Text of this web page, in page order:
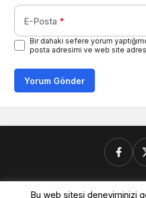
E-Posta *
Bir dahaki sefere yorum
posta adresimi ve web site
Yorum Gönder
Donanimforum.com
Bu web sitesi deneyiminizi